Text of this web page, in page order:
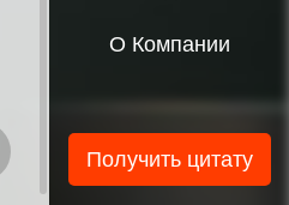
О Компании
Получить цитату